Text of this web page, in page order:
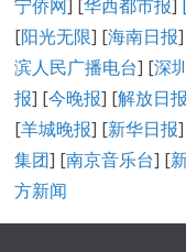
宁侨网] [华西都市报]
[阳光无限] [海南日报
滨人民广播电台] [深
报] [今晚报] [解放日
[羊城晚报] [新华日报
集团] [南京音乐台] [
方新闻